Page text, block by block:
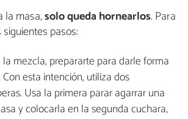
la masa,solo queda hornearlos. Para
pasos:
mezcla, prepararte para darle forma
esta intención, utiliza dos
Usa la primera parar agarrar una
y colocarla en la segunda cuchara,